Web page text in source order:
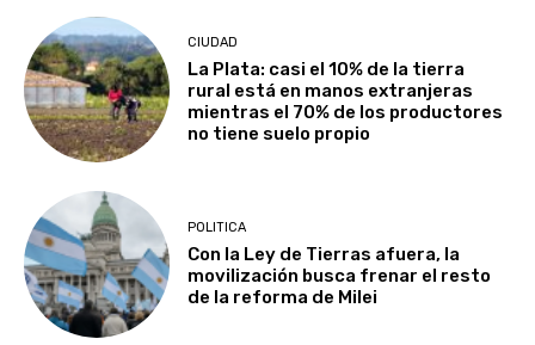
CIUDAD
La Plata: casi el 10% de la tierra
rural está en manos extranjeras
mientras el 70% de los productores
no tiene suelo propio
POLITICA
Con la Ley de Tierras afuera, la
movilización busca frenar el resto
de la reforma de Milei